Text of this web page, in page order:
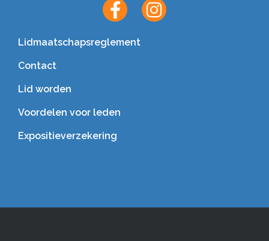
Lidmaatschapsreglement
Contact
Lid worden
Voordelen voor leden
Expositieverzekering